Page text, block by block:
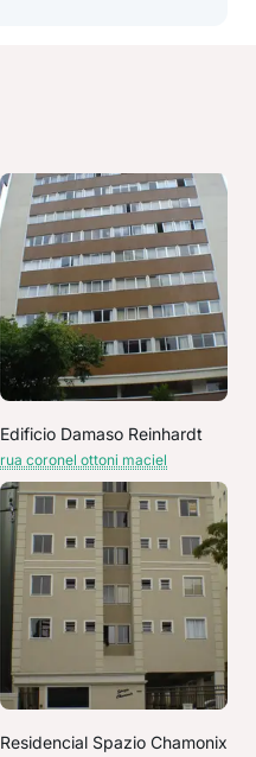
Edificio Damaso Reinhardt
rua coronel ottoni maciel
Residencial Spazio Chamonix